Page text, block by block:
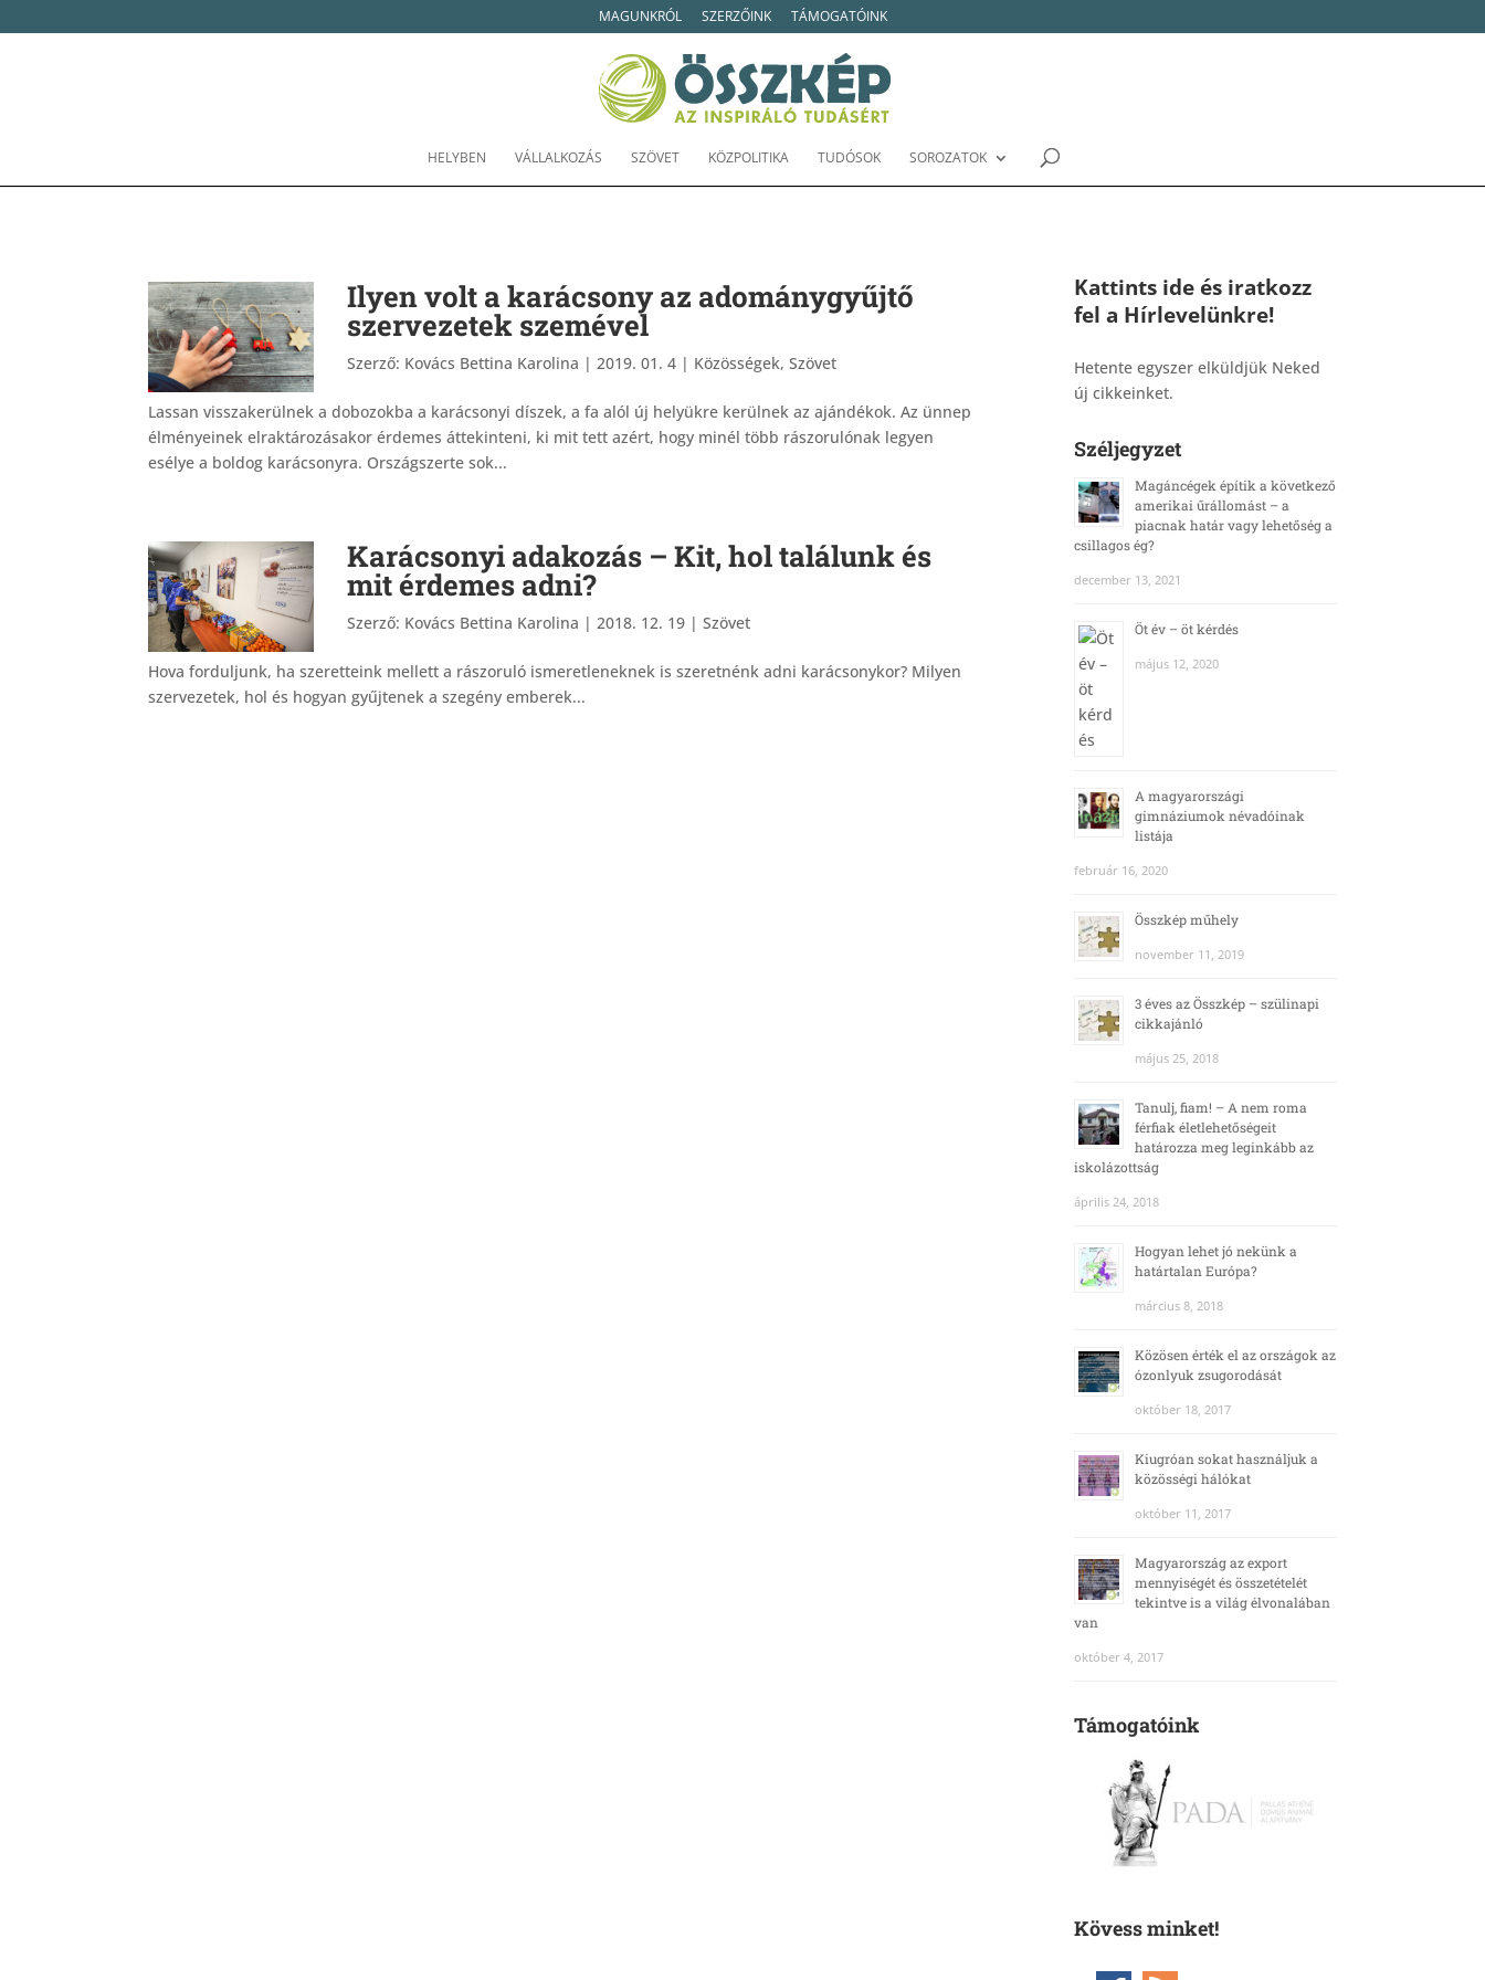
MAGUNKRÓL SZERZŐINK TÁMOGATÓINK
HELYBEN VÁLLALKOZÁS SZÖVET KÖZPOLITIKA TUDÓSOK SOROZATOK
Ilyen volt a karácsony az adománygyűjtő
szervezetek szemével
Szerző: Kovács Bettina Karolina |2019. 01. 4 | Közösségek,Szövet
Lassan visszakerülnek a dobozokba a karácsonyi díszek, a fa alól új helyükre kerülnek az ajándékok. Az ünnep
élményeinek elraktározásakor érdemes áttekinteni, ki mit tett azért, hogy minél több rászorulónak legyen
esélye a boldog karácsonyra. Országszerte sok...
Karácsonyi adakozás – Kit, hol találunk és
mit érdemes adni?
Szerző: Kovács Bettina Karolina |2018. 12. 19 |Szövet
Hova forduljunk, ha szeretteink mellett a rászoruló ismeretleneknek is szeretnénk adni karácsonykor? Milyen
szervezetek, hol és hogyan gyűjtenek a szegény emberek...
Kattints ide és iratkozz
fel a Hírlevelünkre!
Hetente egyszer elküldjük Neked
új cikkeinket.
Széljegyzet
Magáncégek építik a következő
amerikai űrállomást – a
piacnak határ vagy lehetőség a
csillagos ég?
december 13, 2021
Öt év – öt kérdés
május 12, 2020
A magyarországi
gimnáziumok névadóinak
listája
február 16, 2020
Összkép műhely
november 11, 2019
3 éves az Összkép – szülinapi
cikkajánló
május 25, 2018
Tanulj, fiam! – A nem roma
férfiak életlehetőségeit
határozza meg leginkább az
iskolázottság
április 24, 2018
Hogyan lehet jó nekünk a
határtalan Európa?
március 8, 2018
Közösen érték el az országok az
ózonlyuk zsugorodását
október 18, 2017
Kiugróan sokat használjuk a
közösségi hálókat
október 11, 2017
Magyarország az export
mennyiségét és összetételét
tekintve is a világ élvonalában
van
október 4, 2017
Támogatóink
Kövess minket!